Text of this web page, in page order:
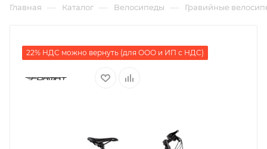
Главная — Каталог — Велосипеды — Гравийные
22% НДС можно вернуть (для ООО и ИП с НДС)